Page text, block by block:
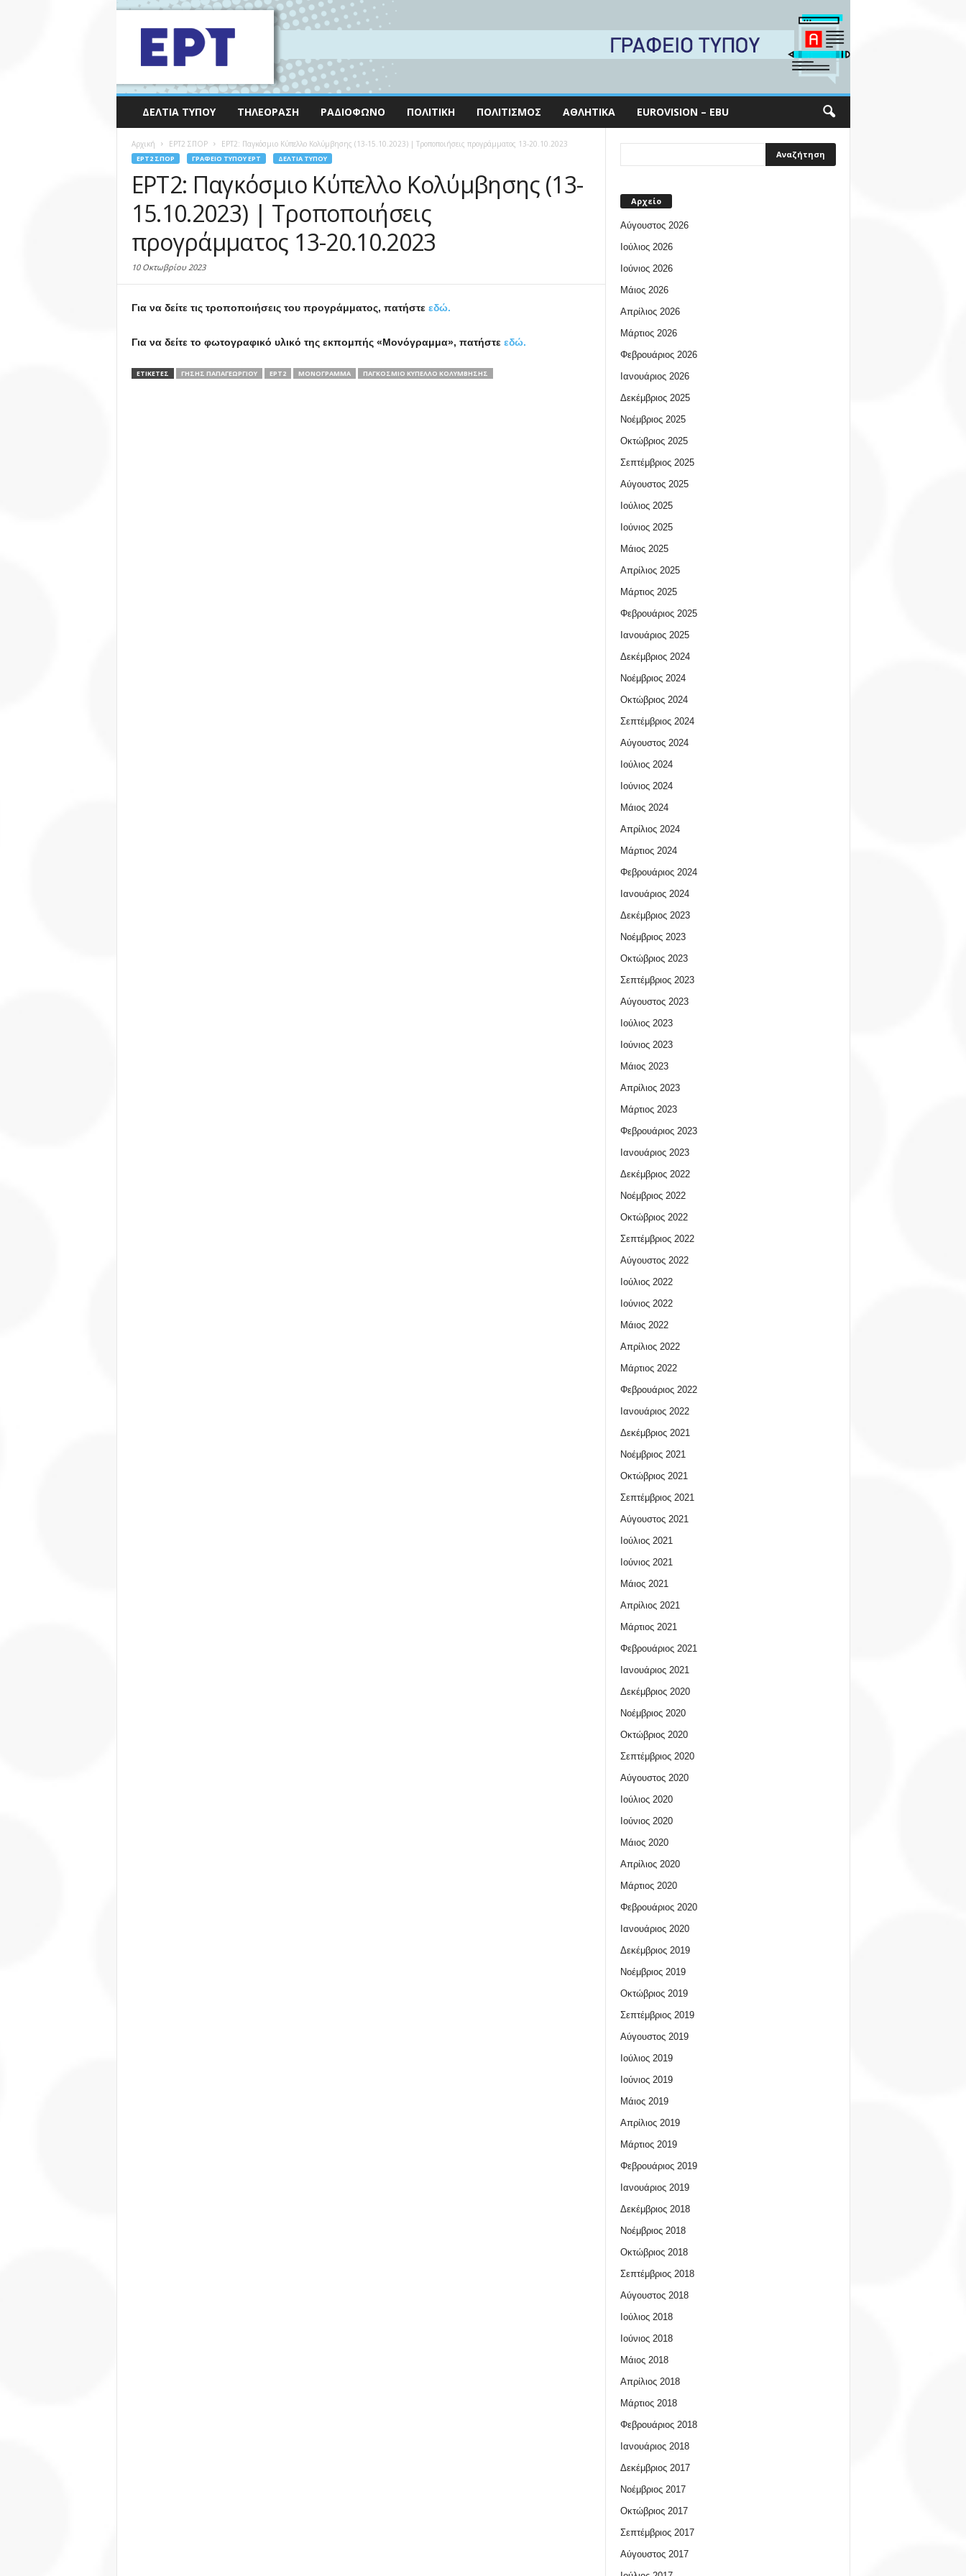
ΔΕΛΤΊΑ ΤΎΠΟΥ ΤΗΛΕΌΡΑΣΗ ΡΑΔΙΌΦΩΝΟ ΠΟΛΙΤΙΚΉ ΠΟΛΙΤΙΣΜΌΣ ΑΘΛΗΤΙΚΆ EUROVISION – EBU
Αρχική EΡΤ2 ΣΠΟΡ ΕΡΤ2: Παγκόσμιο Κύπελλο Κολύμβησης (13-15.10.2023) | Τροποποιήσεις προγράμματος 13-20.10.2023
EΡΤ2 ΣΠΟΡ ΓΡΑΦΕΊΟ ΤΎΠΟΥ ΕΡΤ ΔΕΛΤΊΑ ΤΎΠΟΥ
ΕΡΤ2: Παγκόσμιο Κύπελλο Κολύμβησης (13-
15.10.2023) | Τροποποιήσεις
προγράμματος 13-20.10.2023
10 Οκτωβρίου 2023
Για να δείτε τις τροποποιήσεις του προγράμματος, πατήστε εδώ.
Για να δείτε το φωτογραφικό υλικό της εκπομπής «Μονόγραμμα», πατήστε εδώ.
ΕΤΙΚΕΤΕΣ ΓΗΣΗΣ ΠΑΠΑΓΕΩΡΓΙΟΥ ΕΡΤ2 ΜΟΝΟΓΡΑΜΜΑ ΠΑΓΚΟΣΜΙΟ ΚΥΠΕΛΛΟ ΚΟΛΥΜΒΗΣΗΣ
Αρχείο
Αύγουστος 2026
Ιούλιος 2026
Ιούνιος 2026
Μάιος 2026
Απρίλιος 2026
Μάρτιος 2026
Φεβρουάριος 2026
Ιανουάριος 2026
Δεκέμβριος 2025
Νοέμβριος 2025
Οκτώβριος 2025
Σεπτέμβριος 2025
Αύγουστος 2025
Ιούλιος 2025
Ιούνιος 2025
Μάιος 2025
Απρίλιος 2025
Μάρτιος 2025
Φεβρουάριος 2025
Ιανουάριος 2025
Δεκέμβριος 2024
Νοέμβριος 2024
Οκτώβριος 2024
Σεπτέμβριος 2024
Αύγουστος 2024
Ιούλιος 2024
Ιούνιος 2024
Μάιος 2024
Απρίλιος 2024
Μάρτιος 2024
Φεβρουάριος 2024
Ιανουάριος 2024
Δεκέμβριος 2023
Νοέμβριος 2023
Οκτώβριος 2023
Σεπτέμβριος 2023
Αύγουστος 2023
Ιούλιος 2023
Ιούνιος 2023
Μάιος 2023
Απρίλιος 2023
Μάρτιος 2023
Φεβρουάριος 2023
Ιανουάριος 2023
Δεκέμβριος 2022
Νοέμβριος 2022
Οκτώβριος 2022
Σεπτέμβριος 2022
Αύγουστος 2022
Ιούλιος 2022
Ιούνιος 2022
Μάιος 2022
Απρίλιος 2022
Μάρτιος 2022
Φεβρουάριος 2022
Ιανουάριος 2022
Δεκέμβριος 2021
Νοέμβριος 2021
Οκτώβριος 2021
Σεπτέμβριος 2021
Αύγουστος 2021
Ιούλιος 2021
Ιούνιος 2021
Μάιος 2021
Απρίλιος 2021
Μάρτιος 2021
Φεβρουάριος 2021
Ιανουάριος 2021
Δεκέμβριος 2020
Νοέμβριος 2020
Οκτώβριος 2020
Σεπτέμβριος 2020
Αύγουστος 2020
Ιούλιος 2020
Ιούνιος 2020
Μάιος 2020
Απρίλιος 2020
Μάρτιος 2020
Φεβρουάριος 2020
Ιανουάριος 2020
Δεκέμβριος 2019
Νοέμβριος 2019
Οκτώβριος 2019
Σεπτέμβριος 2019
Αύγουστος 2019
Ιούλιος 2019
Ιούνιος 2019
Μάιος 2019
Απρίλιος 2019
Μάρτιος 2019
Φεβρουάριος 2019
Ιανουάριος 2019
Δεκέμβριος 2018
Νοέμβριος 2018
Οκτώβριος 2018
Σεπτέμβριος 2018
Αύγουστος 2018
Ιούλιος 2018
Ιούνιος 2018
Μάιος 2018
Απρίλιος 2018
Μάρτιος 2018
Φεβρουάριος 2018
Ιανουάριος 2018
Δεκέμβριος 2017
Νοέμβριος 2017
Οκτώβριος 2017
Σεπτέμβριος 2017
Αύγουστος 2017